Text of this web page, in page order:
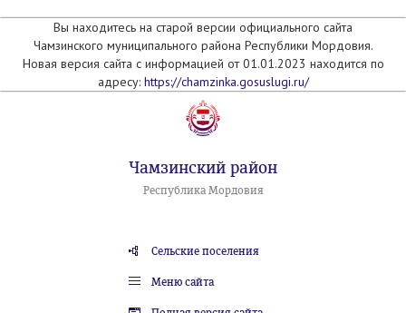
Вы находитесь на старой версии официального сайта
Чамзинского муниципального района Республики Мордовия.
Новая версия сайта с информацией от 01.01.2023 находится по
адресу: https://chamzinka.gosuslugi.ru/
Чамзинский район
Республика Мордовия
Сельские поселения
Меню сайта